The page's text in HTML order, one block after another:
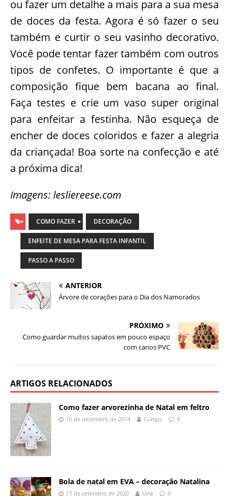
ou fazer um detalhe a mais para a sua mesa
de doces da festa. Agora é só fazer o seu
também e curtir o seu vasinho decorativo.
Você pode tentar fazer também com outros
tipos de confetes. O importante é que a
composição fique bem bacana ao final.
Faça testes e crie um vaso super original
para enfeitar a festinha. Não esqueça de
encher de doces coloridos e fazer a alegria
da criançada! Boa sorte na confecção e até
a próxima dica!
Imagens: lesliereese.com
COMO FAZER DECORAÇÃO
ENFEITE DE MESA PARA FESTA INFANTIL
PASSO A PASSO
ANTERIOR
Árvore de corações para o Dia dos Namorados
PRÓXIMO
Como guardar muitos sapatos em pouco espaço
com canos PVC
ARTIGOS RELACIONADOS
Como fazer arvorezinha de Natal em feltro
10 de dezembro de 2014 Cultips 0
Bola de natal em EVA – decoração Natalina
17 de setembro de 2020 Uira 0